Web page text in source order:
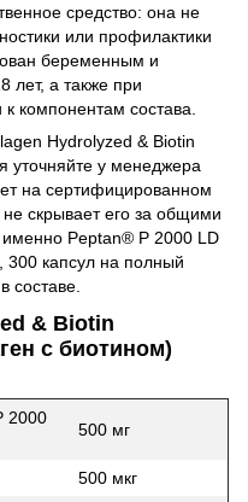
средство: она не
или профилактики
беременным и
а также при
компонентам состава.
Hydrolyzed & Biotin
уточняйте у менеджера
на сертифицированном
скрывает его за общими
Peptan® P 2000 LD
300 капсул на полный
составе.
& Biotin
с биотином)
2000
500 мг
500 мкг